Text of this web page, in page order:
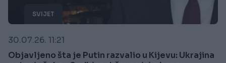
SVIJET
30.07.26. 11:21
Objavljeno šta je Putin razvalio u Kijevu: Ukrajina